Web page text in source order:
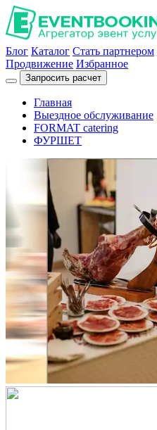
Блог Каталог Стать партнером
Продвижение Избранное
Запросить расчет
Главная
Выездное обслуживание
FORMAT catering
ФУРШЕТ